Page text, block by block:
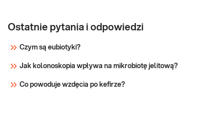
Ostatnie pytania i odpowiedzi
Czym są eubiotyki?
Jak kolonoskopia wpływa na mikrobiotę jelitową?
Co powoduje wzdęcia po kefirze?